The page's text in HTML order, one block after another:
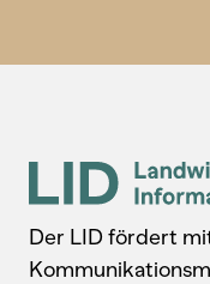
Der LID fördert